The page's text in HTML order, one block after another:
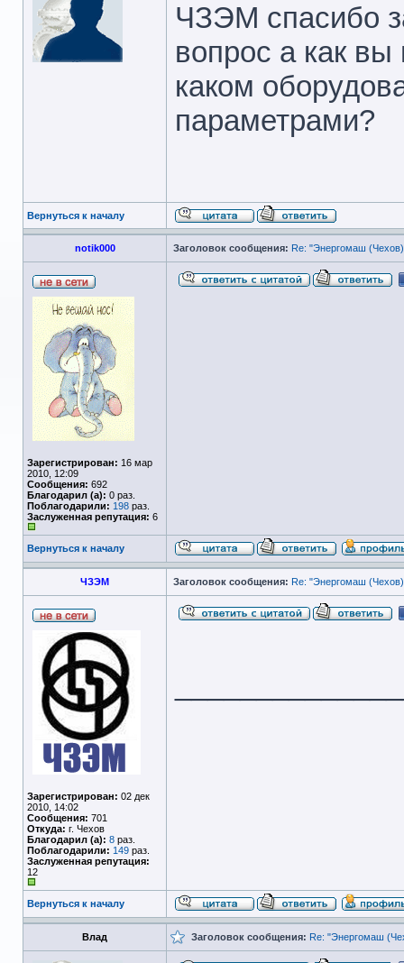
ЧЗЭМ спасибо
вопрос а как
каком
параметрами?
Вернуться к началу
notik000 Заголовок сообщения: Re: "Энергомаш
Зарегистрирован: 16 мар
2010, 12:09
Сообщения: 692
Благодарил (а): 0 раз.
Поблагодарили: 198 раз.
Заслуженная репутация: 6
Вернуться к началу
ЧЗЭМ Заголовок сообщения: Re: "Энергомаш
Зарегистрирован: 02 дек
2010, 14:02
Сообщения: 701
Откуда: г. Чехов
Благодарил (а): 8 раз.
Поблагодарили: 149 раз.
Заслуженная репутация:
12
Вернуться к началу
Влад Заголовок сообщения: Re: "Энергомаш